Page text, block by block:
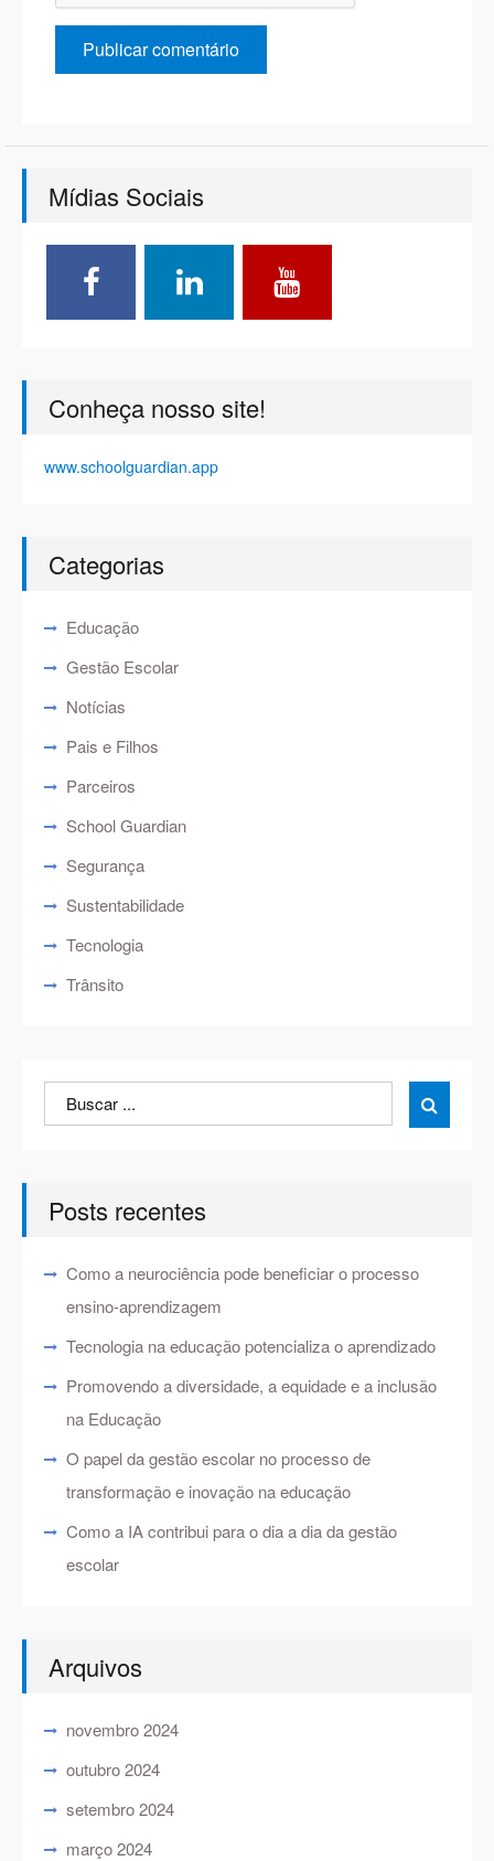
Mídias Sociais
Conheça nosso site!
www.schoolguardian.app
Categorias
Educação
Gestão Escolar
Notícias
Pais e Filhos
Parceiros
School Guardian
Segurança
Sustentabilidade
Tecnologia
Trânsito
Search
for:

Posts recentes
Como a neurociência pode beneficiar o processo
ensino-aprendizagem
Tecnologia na educação potencializa o aprendizado
Promovendo a diversidade, a equidade e a inclusão
na Educação
O papel da gestão escolar no processo de
transformação e inovação na educação
Como a IA contribui para o dia a dia da gestão
escolar
Arquivos
novembro 2024
outubro 2024
setembro 2024
março 2024